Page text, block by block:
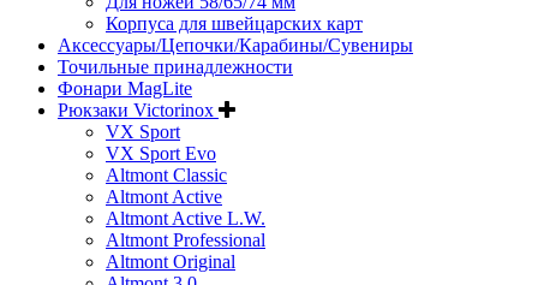
Корпуса для швейцарских карт
Аксессуары/Цепочки/Карабины/Сувениры
Точильные принадлежности
Фонари MagLite
Рюкзаки Victorinox
VX Sport
VX Sport Evo
Altmont Classic
Altmont Active
Altmont Active L.W.
Altmont Professional
Altmont Original